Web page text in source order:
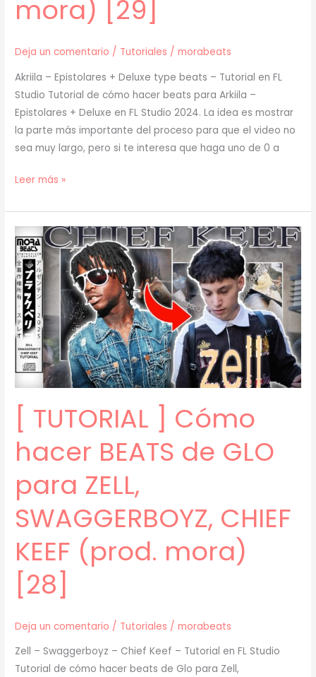
mora) [29]
Deja un comentario / Tutoriales /morabeats
Akriila – Epistolares + Deluxe type beats – Tutorial en FL
Studio Tutorial de cómo hacer beats para Arkiila –
Epistolares + Deluxe en FL Studio 2024. La idea es mostrar
la parte más importante del proceso para que el video no
sea muy largo, pero si te interesa que haga uno de 0 a
[
]
Cómo
Hacer
BEATS
para
AKRIILA
–
EPISTOLARES
+
Deluxe
(prod.
mora)
Leer más »
[ TUTORIAL ] Cómo
hacer BEATS de GLO
para ZELL,
SWAGGERBOYZ, CHIEF
KEEF (prod. mora)
[28]
Deja un comentario / Tutoriales /morabeats
Zell – Swaggerboyz – Chief Keef – Tutorial en FL Studio
Tutorial de cómo hacer beats de Glo para Zell,